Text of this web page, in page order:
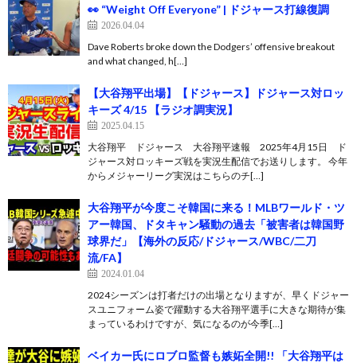
👀 “Weight Off Everyone” | ドジャース打線復調
2026.04.04
Dave Roberts broke down the Dodgers’ offensive breakout
and what changed, h[…]
【大谷翔平出場】【ドジャース】ドジャース対ロッ
キーズ 4/15 【ラジオ調実況】
2025.04.15
大谷翔平 ドジャース 大谷翔平速報 2025年4月15日 ド
ジャース対ロッキーズ戦を実況生配信でお送りします。 今年
からメジャーリーグ実況はこちらのチ[…]
大谷翔平が今度こそ韓国に来る！MLBワールド・ツ
アー韓国、ドタキャン騒動の過去「被害者は韓国野
球界だ」【海外の反応/ドジャース/WBC/二刀
流/FA】
2024.01.04
2024シーズンは打者だけの出場となりますが、早くドジャー
スユニフォーム姿で躍動する大谷翔平選手に大きな期待が集
まっているわけですが、気になるのが今季[…]
ベイカー氏にロブロ監督も嫉妬全開!! 「大谷翔平は